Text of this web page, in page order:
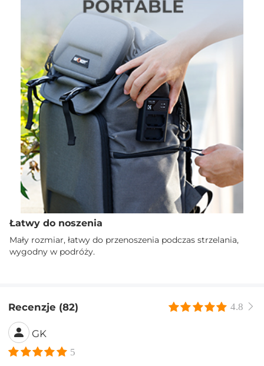
Łatwy do noszenia
Mały rozmiar, łatwy do przenoszenia podczas strzelania,
wygodny w podróży.
Recenzje (82) 4.8
GK
5